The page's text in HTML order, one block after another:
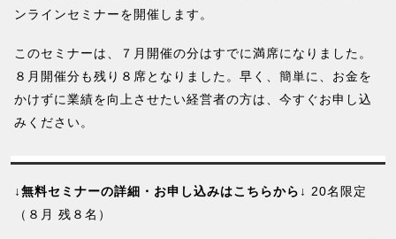
ンラインセミナーを開催します。
このセミナーは、７月開催の分はすでに満席になりました。
８月開催分も残り８席となりました。早く、簡単に、お金を
かけずに業績を向上させたい経営者の方は、今すぐお申し込
みください。
↓無料セミナーの詳細・お申し込みはこちらから↓ 20名限定
（８月 残８名）